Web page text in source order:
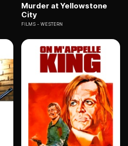
Murder at Yellowstone
City
FILMS WESTERN